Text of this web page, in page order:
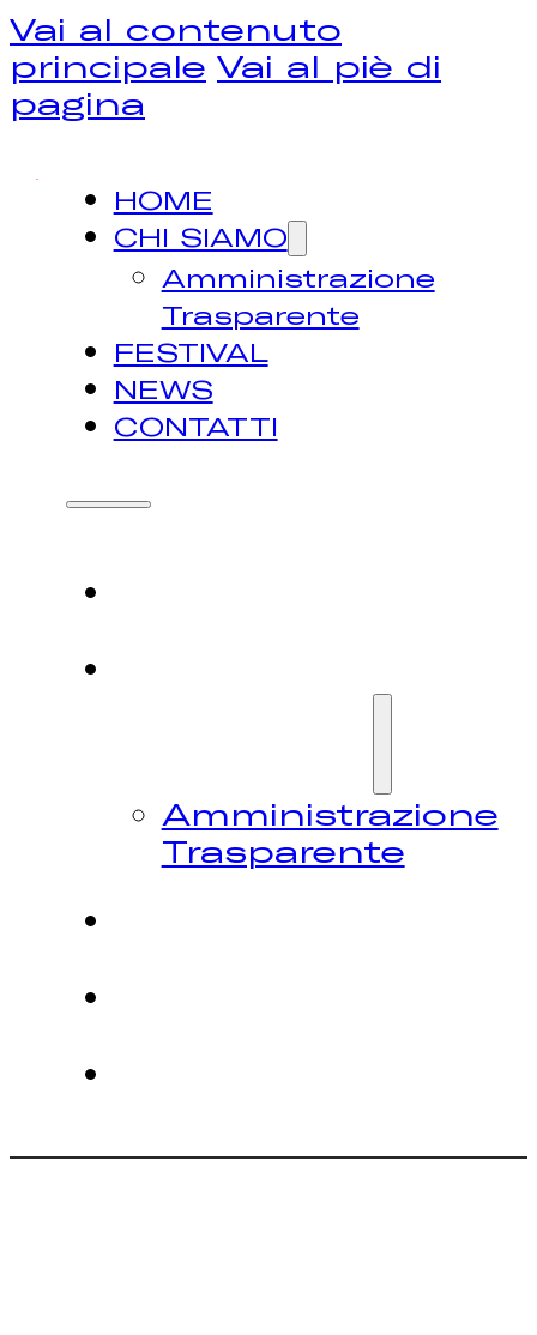
Vai al contenuto
principale Vai al piè di
pagina
HOME
CHI SIAMO
Amministrazione
Trasparente
FESTIVAL
NEWS
CONTATTI
Amministrazione
Trasparente